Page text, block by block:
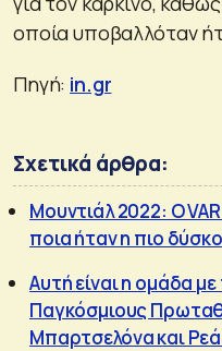
οποία υποβαλλόταν
Πηγή: in.gr
Σχετικά άρθρα:
Μουντιάλ 2022: Ο
ποια ήταν η πιο
Αυτή είναι η ομάδα
Παγκόσμιους
Μπαρτσελόνα και